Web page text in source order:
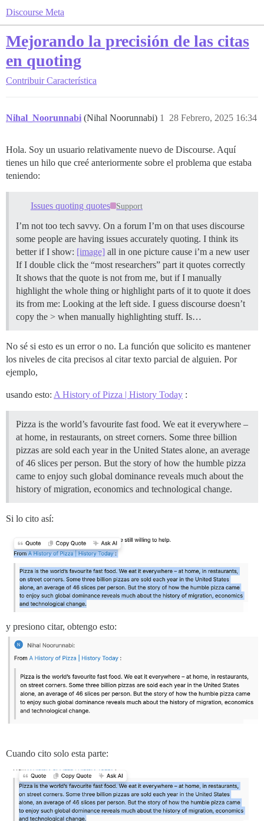
Discourse Meta
Mejorando la precisión de las citas
en quoting
Contribuir Característica
Nihal_Noorunnabi (Nihal Noorunnabi) 28 Febrero, 2025 16:34
1
Hola. Soy un usuario relativamente nuevo de Discourse. Aquí
tienes un hilo que creé anteriormente sobre el problema que estaba
teniendo:
Issues quoting quotes Support
I’m not too tech savvy. On a forum I’m on that uses discourse
some people are having issues accurately quoting. I think its
better if I show: [image] all in one picture cause i’m a new user
If I double click the “most researchers” part it quotes correctly
It shows that the quote is not from me, but if I manually
highlight the whole thing or highlight parts of it to quote it does
its from me: Looking at the left side. I guess discourse doesn’t
copy the > when manually highlighting stuff. Is…
No sé si esto es un error o no. La función que solicito es mantener
los niveles de cita precisos al citar texto parcial de alguien. Por
ejemplo,
usando esto: A History of Pizza | History Today :
Pizza is the world’s favourite fast food. We eat it everywhere –
at home, in restaurants, on street corners. Some three billion
pizzas are sold each year in the United States alone, an average
of 46 slices per person. But the story of how the humble pizza
came to enjoy such global dominance reveals much about the
history of migration, economics and technological change.
Si lo cito así:
y presiono citar, obtengo esto:
Cuando cito solo esta parte: